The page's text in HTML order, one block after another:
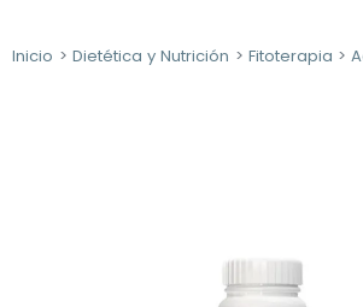
Inicio Dietética y Nutrición Fitoterapia